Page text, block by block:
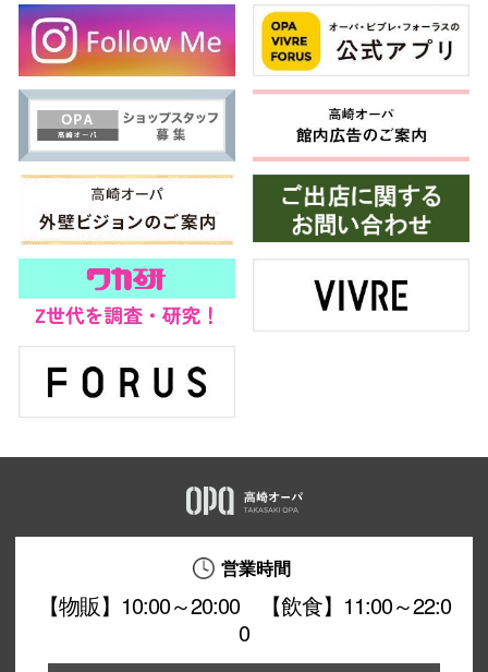
営業時間
【物販】10:00～20:00 【飲食】11:00～22:0
0